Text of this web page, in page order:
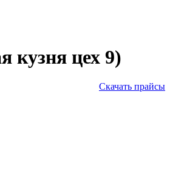
кузня цех 9)
Скачать прайсы